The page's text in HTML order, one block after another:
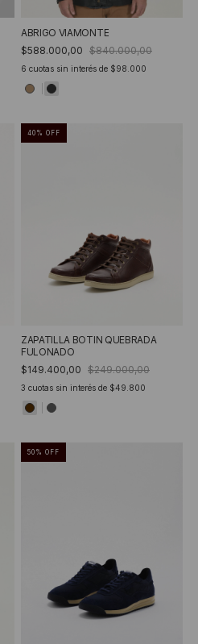
ABRIGO VIAMONTE
$588.000,00 $840.000,00
6 cuotas sin interés de $98.000
40 % OFF
ZAPATILLA BOTIN QUEBRADA
FULONADO
$149.400,00 $249.000,00
3 cuotas sin interés de $49.800
50 % OFF